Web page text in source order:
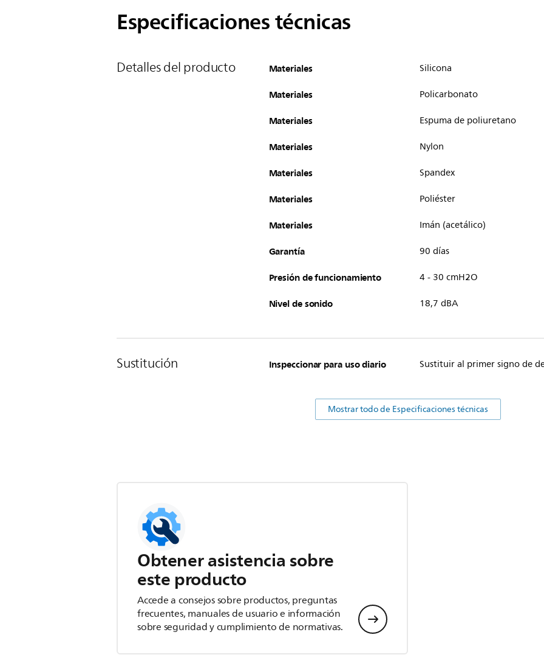
Especificaciones técnicas
Detalles del producto Materiales Silicona
Materiales Policarbonato
Materiales Espuma de poliuretano
Materiales Nylon
Materiales Spandex
Materiales Poliéster
Materiales Imán (acetálico)
Garantía 90 días
Presión de funcionamiento 4 - 30 cmH2O
Nivel de sonido 18,7 dBA
Sustitución Inspeccionar para uso diario Sustituir al primer signo de
Mostrar todo de Especificaciones técnicas
Obtener asistencia sobre
este producto
Accede a consejos sobre productos, preguntas
frecuentes, manuales de usuario e información
sobre seguridad y cumplimiento de normativas.